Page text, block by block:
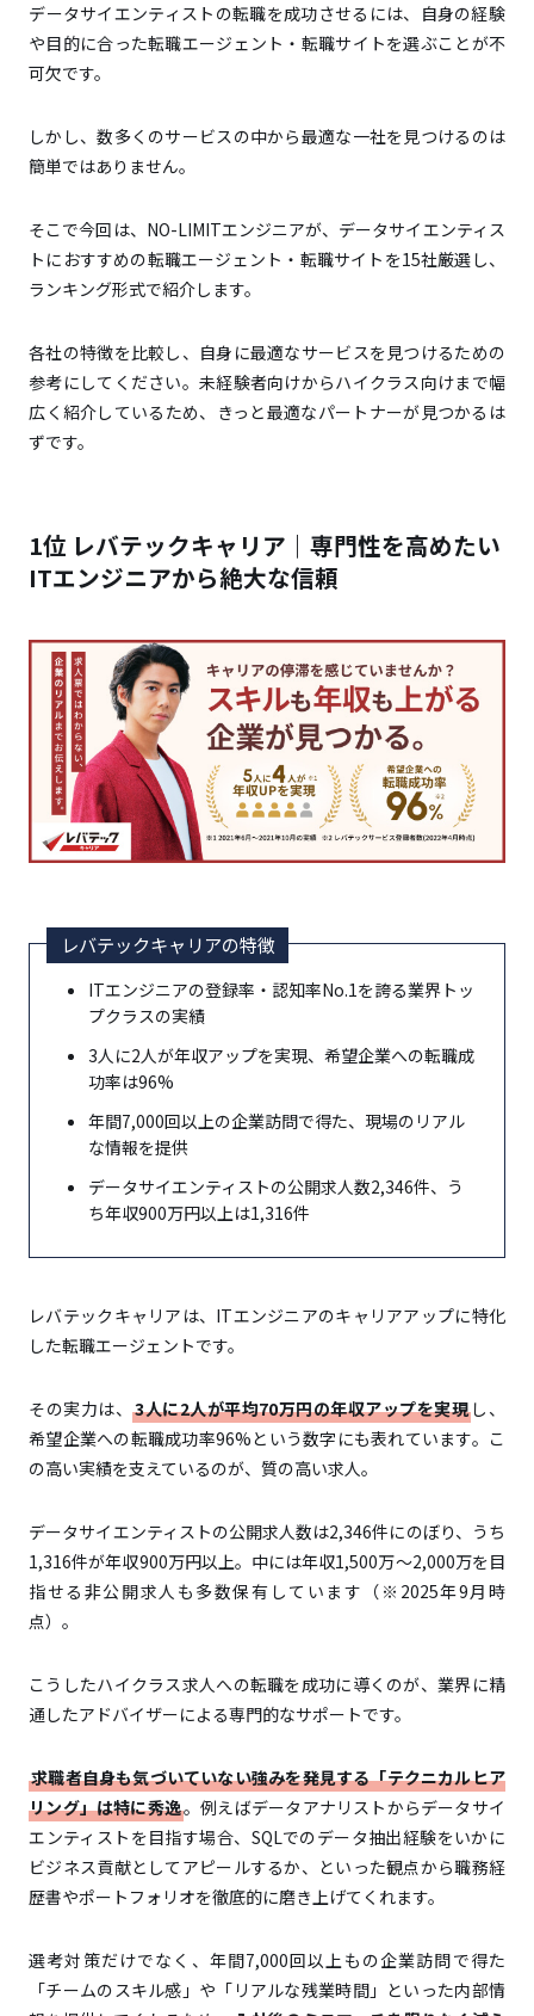
4位 ビズリーチIT｜IT領域のハイクラススカウトで市
場価値を知る
5位 リクルートエージェントIT｜コンサル転職を狙う
6位 マイナビ転職IT AGENT｜20代・第二新卒のITキ
ャリアをサポート
職サイト
8位 ユニゾンキャリア｜データサイエンティストを目
指すIT未経験者の第一歩
9位 ウィルオブテック｜AI・DX領域で最先端のキャリ
10位 Green｜気になる企業の人事と直接つながるカ
ジュアル転職
12位 ワークポート｜ITエンジニアのキャリアチェン
ジを強力に支援
14位 for Startups（フォースタートアップス）｜成長
企業で裁量ある働き方を実現
15位 KOTORA（コトラ）｜金融・コンサル領域
のハイクラスキャリアを築く
ポイント1：幅広い求人から探したいなら「総合型」
ポイント2：専門的なサポートを重視するなら「IT特
化型」の転職エージェントを選ぶ
ポイント3：年収アップやキャリアアップを目指すな
ら「ハイクラス・スカウト型」を選ぶ
ポイント4：最低2〜3社を併用し、機会損失を防
ぐのが最も重要
メリット1：非公開求人を紹介してもらえ、応募でき
る企業の幅が広がる
メリット2：専門的な視点から書類添削や面接対策を
メリット3：年収や待遇など、直接は言いにくい
条件交渉を代行してくれる
デメリット1：キャリアアドバイザーとの相性が合わ
ない可能性がある
デメリット2：連絡が頻繁で、自分のペースで進めら
れないと感じることがある
デメリット3：希望に合わない求人を紹介される
データサイエンティストの平均年収と年収アップのポ
データサイエンティストに求められる知識・スキル・
経験
未経験からでもデータサイエンティストに転職し
やすい職種5選
ステップ1：公式サイトから登録
ステップ2：キャリアアドバイザーと面談
データサイエンティストの転職を成功させるには、自身の経験
や目的に合った転職エージェント・転職サイトを選ぶことが不
可欠です。
しかし、数多くのサービスの中から最適な一社を見つけるのは
簡単ではありません。
そこで今回は、NO-LIMITエンジニアが、データサイエンティス
トにおすすめの転職エージェント・転職サイトを15社厳選し、
ランキング形式で紹介します。
各社の特徴を比較し、自身に最適なサービスを見つけるための
参考にしてください。未経験者向けからハイクラス向けまで幅
広く紹介しているため、きっと最適なパートナーが見つかるは
ずです。
1位 レバテックキャリア｜専門性を高めたい
ITエンジニアから絶大な信頼
レバテックキャリアの特徴
ITエンジニアの登録率・認知率No.1を誇る業界トッ
プクラスの実績
3人に2人が年収アップを実現、希望企業への転職成
功率は96%
年間7,000回以上の企業訪問で得た、現場のリアル
な情報を提供
データサイエンティストの公開求人数2,346件、う
ち年収900万円以上は1,316件
レバテックキャリアは、ITエンジニアのキャリアアップに特化
した転職エージェントです。
その実力は、3人に2人が平均70万円の年収アップを実現 し、
希望企業への転職成功率96%という数字にも表れています。こ
の高い実績を支えているのが、質の高い求人。
データサイエンティストの公開求人数は2,346件にのぼり、うち
1,316件が年収900万円以上。中には年収1,500万～2,000万を目
指せる非公開求人も多数保有しています（※2025年9月時
点）。
こうしたハイクラス求人への転職を成功に導くのが、業界に精
通したアドバイザーによる専門的なサポートです。
求職者自身も気づいていない強みを発見する「テクニカルヒア
リング」は特に秀逸。例えばデータアナリストからデータサイ
エンティストを目指す場合、SQLでのデータ抽出経験をいかに
ビジネス貢献としてアピールするか、といった観点から職務経
歴書やポートフォリオを徹底的に磨き上げてくれます。
選考対策だけでなく、年間7,000回以上もの企業訪問で得た
「チームのスキル感」や「リアルな残業時間」といった内部情